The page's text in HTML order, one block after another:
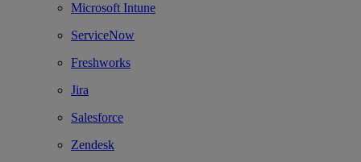
Microsoft Intune
ServiceNow
Freshworks
Jira
Salesforce
Zendesk